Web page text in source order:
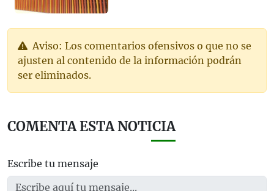
Aviso: Los comentarios ofensivos o que no se
ajusten al contenido de la información podrán
ser eliminados.
COMENTA ESTA NOTICIA
Escribe tu mensaje